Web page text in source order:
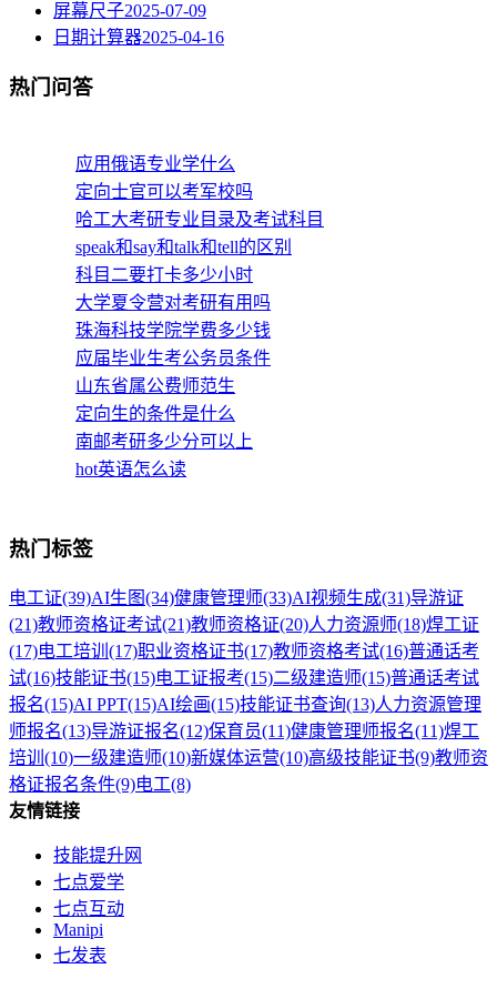
屏幕尺子2025-07-09
日期计算器2025-04-16
热门问答
应用俄语专业学什么
定向士官可以考军校吗
哈工大考研专业目录及考试科目
speak和say和talk和tell的区别
科目二要打卡多少小时
大学夏令营对考研有用吗
珠海科技学院学费多少钱
应届毕业生考公务员条件
山东省属公费师范生
定向生的条件是什么
南邮考研多少分可以上
hot英语怎么读
热门标签
电工证(39)AI生图(34)健康管理师(33)AI视频生成(31)导游证
(21)教师资格证考试(21)教师资格证(20)人力资源师(18)焊工证
(17)电工培训 (17)职业资格证书(17)教师资格考试(16)普通话考
试(16)技能证书(15)电工证报考(15)二级建造师(15)普通话考试
报名(15)AI PPT(15)AI绘画(15)技能证书查询(13)人力资源管理
师报名(13)导游证报名(12)保育员(11)健康管理师报名(11)焊工
培训 (10)一级建造师(10)新媒体运营(10)高级技能证书(9)教师资
格证报名条件(9)电工(8)
友情链接
技能提升网
七点爱学
七点互动
Manipi
七发表